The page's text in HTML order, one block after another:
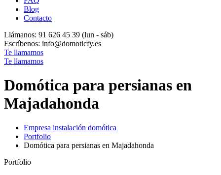
Blog
Contacto
Llámanos: 91 626 45 39 (lun - sáb)
Escríbenos: info@domoticfy.es
Te llamamos
Te llamamos
Domótica para persianas en
Majadahonda
Empresa instalación domótica
Portfolio
Domótica para persianas en Majadahonda
Portfolio